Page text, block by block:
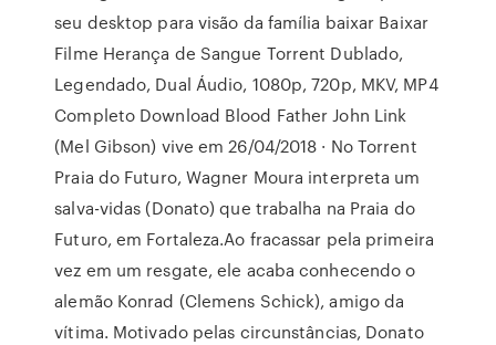
seu desktop para visão da família baixar Baixar
Filme Herança de Sangue Torrent Dublado,
Legendado, Dual Áudio, 1080p, 720p, MKV, MP4
Completo Download Blood Father John Link
(Mel Gibson) vive em 26/04/2018 · No Torrent
Praia do Futuro, Wagner Moura interpreta um
salva-vidas (Donato) que trabalha na Praia do
Futuro, em Fortaleza.Ao fracassar pela primeira
vez em um resgate, ele acaba conhecendo o
alemão Konrad (Clemens Schick), amigo da
vítima. Motivado pelas circunstâncias, Donato